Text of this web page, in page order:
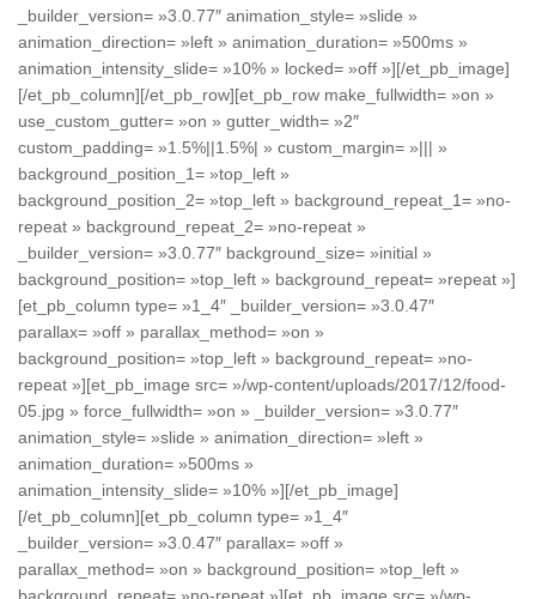
_builder_version= »3.0.77″ animation_style= »slide »
animation_direction= »left » animation_duration= »500ms »
animation_intensity_slide= »10% » locked= »off »][/et_pb_image]
[/et_pb_column][/et_pb_row][et_pb_row make_fullwidth= »on »
use_custom_gutter= »on » gutter_width= »2″
custom_padding= »1.5%||1.5%| » custom_margin= »||| »
background_position_1= »top_left »
background_position_2= »top_left » background_repeat_1= »no-
repeat » background_repeat_2= »no-repeat »
_builder_version= »3.0.77″ background_size= »initial »
background_position= »top_left » background_repeat= »repeat »]
[et_pb_column type= »1_4″ _builder_version= »3.0.47″
parallax= »off » parallax_method= »on »
background_position= »top_left » background_repeat= »no-
repeat »][et_pb_image src= »/wp-content/uploads/2017/12/food-
05.jpg » force_fullwidth= »on » _builder_version= »3.0.77″
animation_style= »slide » animation_direction= »left »
animation_duration= »500ms »
animation_intensity_slide= »10% »][/et_pb_image]
[/et_pb_column][et_pb_column type= »1_4″
_builder_version= »3.0.47″ parallax= »off »
parallax_method= »on » background_position= »top_left »
background_repeat= »no-repeat »][et_pb_image src= »/wp-